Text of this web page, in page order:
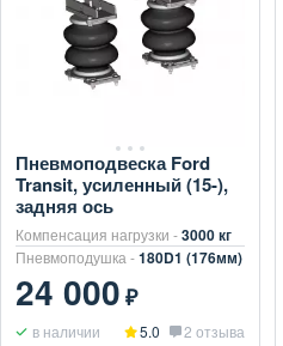
Пневмоподвеска Ford
Transit, усиленный (15-),
задняя ось
Компенсация нагрузки -3000 кг
Пневмоподушка -180D1 (176мм)
24 000₽
в наличии 5.0 2 отзыва